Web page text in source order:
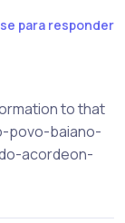
para responder
to that
povo-baiano-
acordeon-